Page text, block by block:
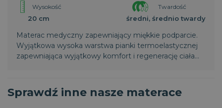
Wysokość
20 cm
Twardość
średni, średnio twardy
Materac medyczny zapewniający miękkie podparcie.
Wyjątkowa wysoka warstwa pianki termoelastycznej
zapewniająca wyjątkowy komfort i regenerację ciała
Sprawdź inne nasze materace